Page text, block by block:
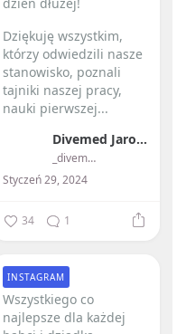
Dziękuję wszystkim,
którzy odwiedzili nasze
stanowisko, poznali
tajniki naszej pracy,
nauki pierwszej...
Divemed Jarosław Przybylski
_divemed_
Styczeń 29, 2024
34 1
Wszystkiego co
najlepsze dla każdej
INSTAGRAM